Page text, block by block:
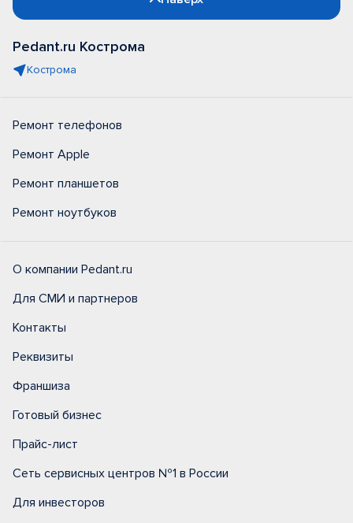
Pedant.ru Кострома
Кострома
Ремонт телефонов
Ремонт Apple
Ремонт планшетов
Ремонт ноутбуков
О компании Pedant.ru
Для СМИ и партнеров
Контакты
Реквизиты
Франшиза
Готовый бизнес
Прайс-лист
Сеть сервисных центров №1 в России
Для инвесторов